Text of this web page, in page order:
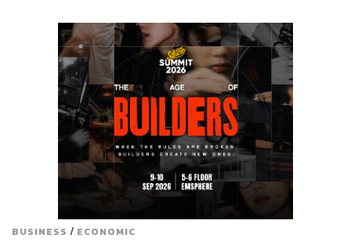
BUSINESS / ECONOMIC